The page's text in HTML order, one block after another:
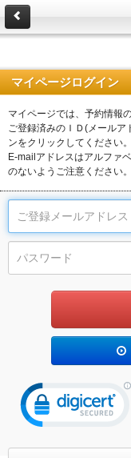
マイページログイン
マイページでは、予約情報
ご登録済みのＩＤ(メール
ンをクリックしてください。
E-mailアドレスはアルファ
のないようご注意ください。